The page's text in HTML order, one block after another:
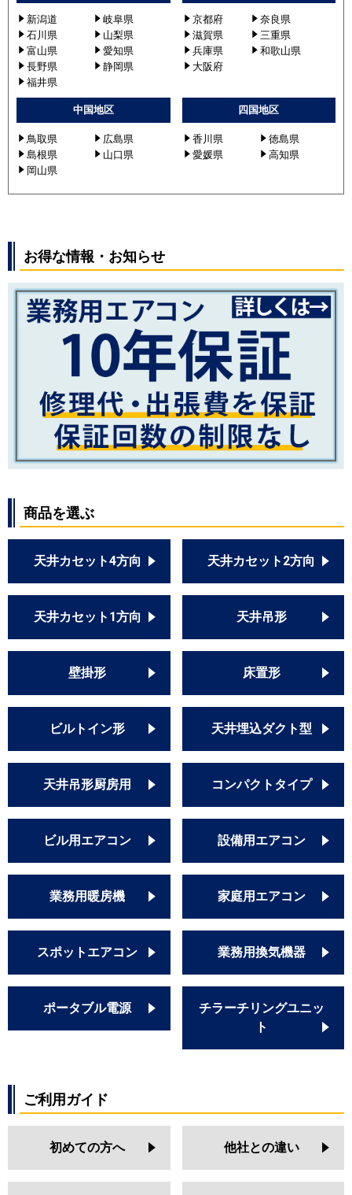
新潟道
岐阜県
石川県
山梨県
富山県
愛知県
長野県
静岡県
福井県
京都府
奈良県
滋賀県
三重県
兵庫県
和歌山県
大阪府
中国地区
鳥取県
広島県
島根県
山口県
岡山県
四国地区
香川県
徳島県
愛媛県
高知県
お得な情報・お知らせ
商品を選ぶ
天井カセット4方向 天井カセット2方向
天井カセット1方向 天井吊形
壁掛形 床置形
ビルトイン形 天井埋込ダクト型
天井吊形厨房用 コンパクトタイプ
ビル用エアコン 設備用エアコン
業務用暖房機 家庭用エアコン
スポットエアコン 業務用換気機器
ポータブル電源
チラーチリングユニッ
ト
ご利用ガイド
初めての方へ 他社との違い